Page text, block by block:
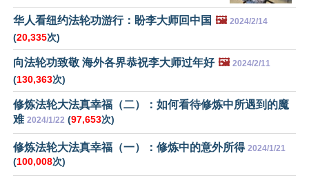
华人看纽约法轮功游行：盼李大师回中国 🖼️ 2024/2/14
(20,335次)
向法轮功致敬 海外各界恭祝李大师过年好 🖼️ 2024/2/11
(130,363次)
修炼法轮大法真幸福（二）：如何看待修炼中所遇到的魔
难 2024/1/22 (97,653次)
修炼法轮大法真幸福（一）：修炼中的意外所得 2024/1/21
(100,008次)